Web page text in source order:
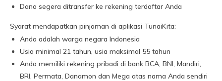
Dana segera ditransfer ke rekening terdaftar Anda
Syarat mendapatkan pinjaman di aplikasi TunaiKita:
Anda adalah warga negara Indonesia
Usia minimal 21 tahun, usia maksimal 55 tahun
Anda memiliki rekening pribadi di bank BCA, BNI, Mandiri,
BRI, Permata, Danamon dan Mega atas nama Anda sendiri